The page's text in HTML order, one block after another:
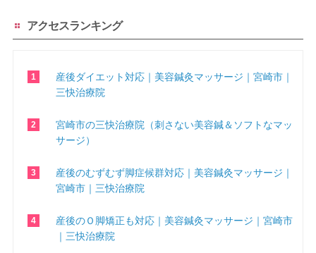
アクセスランキング
産後ダイエット対応｜美容鍼灸マッサージ｜宮崎市｜
三快治療院
宮崎市の三快治療院（刺さない美容鍼＆ソフトなマッ
サージ）
産後のむずむず脚症候群対応｜美容鍼灸マッサージ｜
宮崎市｜三快治療院
産後のＯ脚矯正も対応｜美容鍼灸マッサージ｜宮崎市
｜三快治療院